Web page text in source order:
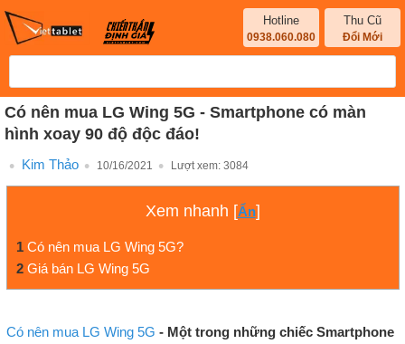
Hotline
0938.060.080
Thu Cũ
Đổi Mới
Có nên mua LG Wing 5G - Smartphone có màn
hình xoay 90 độ độc đáo!
Kim Thảo 10/16/2021 Lượt xem: 3084
Xem nhanh [Ẩn]
1 Có nên mua LG Wing 5G?
2 Giá bán LG Wing 5G
Có nên mua LG Wing 5G - Một trong những chiếc Smartphone